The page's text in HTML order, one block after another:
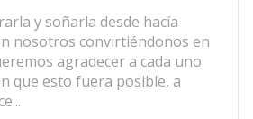
y soñarla desde hacía
nosotros convirtiéndonos en
agradecer a cada uno
que esto fuera posible, a